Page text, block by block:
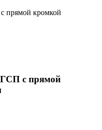
ГСП с прямой